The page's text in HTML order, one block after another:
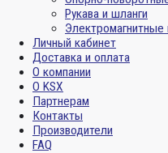
Рукава и шланги
Личный кабинет
Доставка и оплата
О компании
О KSX
Партнерам
Контакты
Производители
FAQ